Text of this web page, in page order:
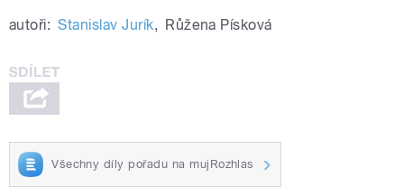
autoři: Stanislav Jurík, Růžena Písková
Všechny díly pořadu na mujRozhlas